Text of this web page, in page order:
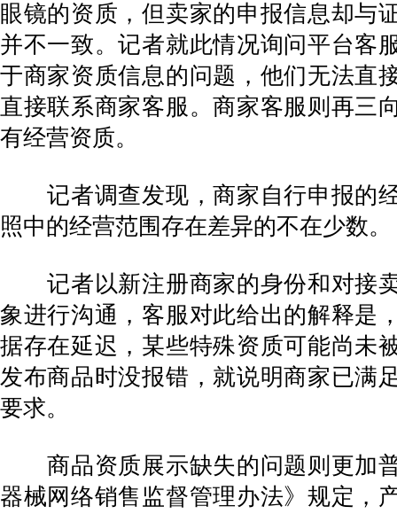
眼镜的资质，但卖家的申报信息却与
并不一致。记者就此情况询问平台客
于商家资质信息的问题，他们无法直
直接联系商家客服。商家客服则再三
有经营资质。
记者调查发现，商家自行申报的
照中的经营范围存在差异的不在少数。
记者以新注册商家的身份和对接
象进行沟通，客服对此给出的解释是
据存在延迟，某些特殊资质可能尚未
发布商品时没报错，就说明商家已满
要求。
商品资质展示缺失的问题则更加
器械网络销售监督管理办法》规定，